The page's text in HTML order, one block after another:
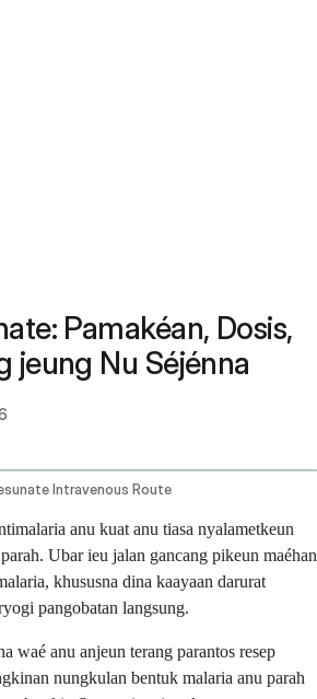
Pamakéan, Dosis,
jeung Nu Séjénna
Intravenous Route
anu kuat anu tiasa nyalametkeun
Ubar ieu jalan gancang pikeun maéhan
khususna dina kaayaan darurat
pangobatan langsung.
waé anu anjeun terang parantos resep
nungkulan bentuk malaria anu parah